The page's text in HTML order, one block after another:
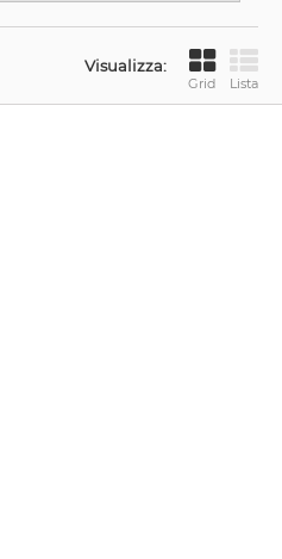
Visualizza:
Grid Lista